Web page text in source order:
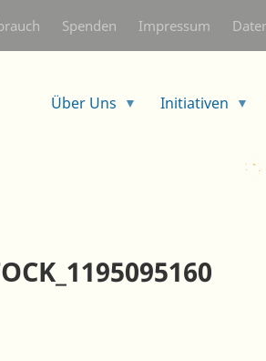
zum
Inhalt
Spenden Impressum
Über Uns Initiativen